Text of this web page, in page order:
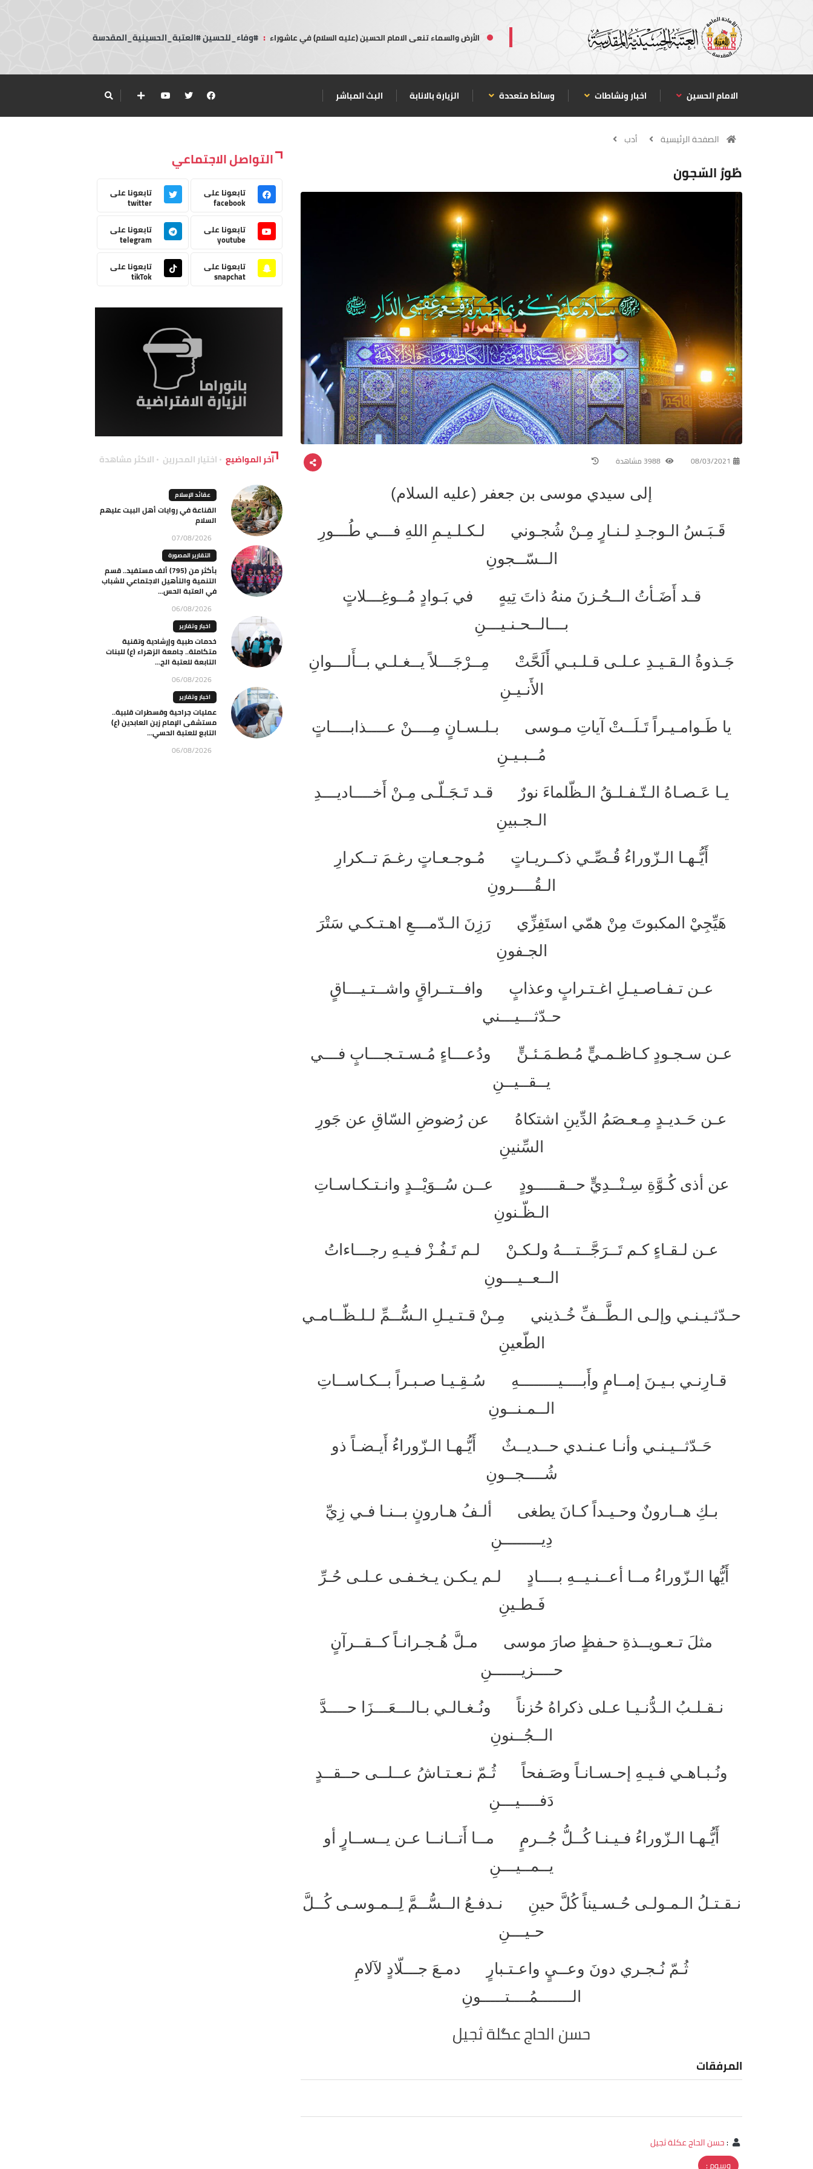
الأرض والسماء تنعى الامام الحسين (عليه السلام) في عاشوراء : #وفاء_للحسين #العتبة_الحسينية_المقدسة
الامام الحسين اخبار ونشاطات وسائط متعددة الزيارة بالانابة البث المباشر
الصفحة الرئيسية أدب
طُورُ السّجون
08/03/2021
إلى سيدي موسى بن جعفر (عليه السلام)
قَـبَـسُ الـوجـدِ لـنـارٍ مِـنْ شُجـوني لـكـلـيـمِ اللهِ فـــي طُـــورِ
الــسّــجونِ
قـد أَضَـأتُ الــحُـزنَ منهُ ذاتَ تِيهٍ في بَـوادٍ مُــوغِـــلاتٍ
بـــالــحـنـيـــنِ
جَـذوةُ الـقـيـدِ عـلـى قـلـبـي أَلَحَّتْ مِــرْجَـــلاً يــغـلـي بــأَلـــوانِ
الأَنـيـنِ
يا طَـوامـيـراً تَـلَــتْ آياتِ مـوسى بـلـسـانٍ مِــــنْ عــــذابــــاتٍ
مُــبـيـنِ
يـا عَـصـاهُ الـتّـفـلـقُ الـظّلماءَ نورٌ قـد تَـجَـلّـى مِـنْ أَخــــاديـــدِ
الـجـبينِ
أَيُّـهـا الـزّوراءُ قُـصِّـي ذكــريـاتٍ مُـوجـعـاتٍ رغـمَ تــكرارِ
الـقُــــرونِ
هَيِّجِيْ المكبوتَ مِنْ همّي استَفِزِّي رَزِنَ الـدّمـــعِ اهـتـكـي سَتْرَ
الجـفونِ
عـن تـفـاصـيـلِ اغـتـرابٍ وعذابٍ وافــتــراقٍ واشــتـيـــاقٍ
حـدّثـــيـــني
عـن سـجـودٍ كـاظـمـيٍّ مُـطـمَـئـنٍّ ودُعـــاءٍ مُـسـتـجـــابٍ فـــي
يــقــيــنِ
عـن حَـديـدٍ مِـعـصَمُ الدِّينِ اشتكاهُ عن رُضوضِ السّاقِ عن جَورِ
السِّنينِ
عن أذى كُـوَّةِ سِـنْــدِيٍّ حــقـــــودٍ عــن سُــوَيْــدٍ وانـتـكـاسـاتِ
الـظّـنونِ
عـن لـقـاءٍ كـم تَــرَجَّــتـــهُ ولـكـنْ لـم تَـفُـزْ فـيـهِ رجـــاءاتُ
الــعــيـــونِ
حـدّثـيـنـي وإلـى الـطَّــفِّ خُـذيني مِـنْ قـتـيـلِ الـسُّــمِّ لـلـظّــامـي
الطّعينِ
قـارِنـي بـيـنَ إمــامٍ وأَبــــيــــــــهِ سُـقِـيـا صـبـراً بــكـاســاتِ
الــمـنــونِ
حَـدّثــيـنـي وأنـا عـنـدي حــديــثٌ أَيُّـهـا الـزّوراءُ أَيـضـاً ذو
شُــــجــونِ
بـكِ هــارونٌ وحـيـداً كـانَ يطغى ألـفُ هـارونٍ بــنـا فـي زِيِّ
دِيــــــــنِ
أَيُّها الـزّوراءُ مــا أعــنـيــهِ بــــادٍ لـم يـكـن يـخـفـى عـلـى حُـرِّ
فَـطـينِ
مثلَ تـعـويــذةِ حـفظٍ صارَ موسى مـلَّ هُـجـرانـاً كــقــرآنٍ
حــــزيــــــنِ
نـقـلـبُ الـدُّنـيـا عـلى ذكراهُ حُزناً ونُـغـالـي بـالـــعَـــزَا حــــدَّ
الــجُــنونِ
ونُـبـاهـي فـيـهِ إحـسـانـاً وصَـفحاً ثُـمّ نـعـتـاشُ عــلــى حــقــدٍ
دَفــــيـــنِ
أَيُّـهـا الـزّوراءُ فـيـنـا كُــلُّ جُــرمٍ مــا أَتــانــا عـن يــســارٍ أو
يــمــيـــنِ
نـقـتـلُ الـمـولـى حُـسـيناً كُلَّ حينِ نـدفـعُ الــسُّــمَّ لِــمـوسـى كُــلَّ
حـيـــنِ
ثُـمّ نُـجـري دونَ وعــيٍ واعـتـبارٍ دمـعَ جـــلّادٍ لآلامِ
الـــــــمُــــتـــــونِ
حسن الحاج عگلة ثجيل
المرفقات
:حسن الحاج عكلة ثجيل
وسوم :
التواصل الاجتماعي
تابعونا على
facebook
تابعونا على
twitter
تابعونا على
youtube
تابعونا على
telegram
تابعونا على
snapchat
تابعونا على
tikTok
آخر المواضيع اختيار المحررين الاكثر مشاهدة
عقائد الإسلام
القناعة في روايات أهل البيت عليهم
السلام
07/08/2026
التقارير المصورة
بأكثر من (795) ألف مستفيد.. قسم
التنمية والتأهيل الاجتماعي للشباب
في العتبة الحس...
06/08/2026
اخبار وتقارير
خدمات طبية وإرشادية وتقنية
متكاملة.. جامعة الزهراء (ع) للبنات
التابعة للعتبة الح...
06/08/2026
اخبار وتقارير
عمليات جراحية وقسطرات قلبية..
مستشفى الإمام زين العابدين (ع)
التابع للعتبة الحسي...
06/08/2026